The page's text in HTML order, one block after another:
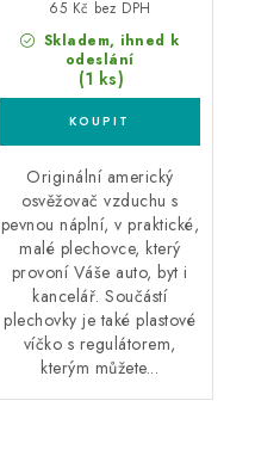
Skladem, ihned k
odeslání
(1 ks)
65 Kč bez DPH
Originální americký
osvěžovač vzduchu s
pevnou náplní, v praktické,
malé plechovce, který
provoní Váše auto, byt i
kancelář. Součástí
plechovky je také plastové
víčko s regulátorem,
kterým můžete...